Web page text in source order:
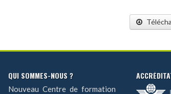
QUI SOMMES-NOUS ?
Nouveau Centre de formation